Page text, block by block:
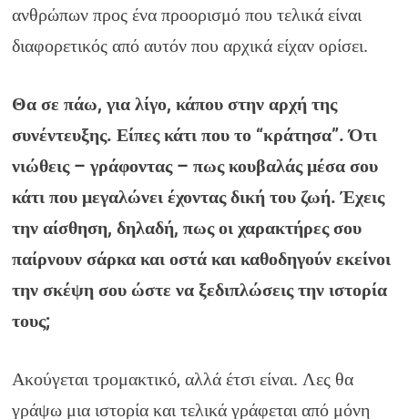
ανθρώπων προς ένα προορισμό που τελικά είναι
διαφορετικός από αυτόν που αρχικά είχαν ορίσει.
Θα σε πάω, για λίγο, κάπου στην αρχή της
συνέντευξης. Είπες κάτι που το “κράτησα”. Ότι
νιώθεις – γράφοντας – πως κουβαλάς μέσα σου
κάτι που μεγαλώνει έχοντας δική του ζωή. Έχεις
την αίσθηση, δηλαδή, πως οι χαρακτήρες σου
παίρνουν σάρκα και οστά και καθοδηγούν εκείνοι
την σκέψη σου ώστε να ξεδιπλώσεις την ιστορία
τους;
Ακούγεται τρομακτικό, αλλά έτσι είναι. Λες θα
γράψω μια ιστορία και τελικά γράφεται από μόνη